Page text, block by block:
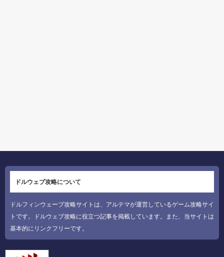
ドルウェブ攻略について
ドルフィンウェーブ攻略サイトは、アルテマが運営しているゲーム攻略サイ
トです。ドルウェブ攻略に役立つ記事を掲載しています。また、当サイトは
基本的にリンクフリーです。